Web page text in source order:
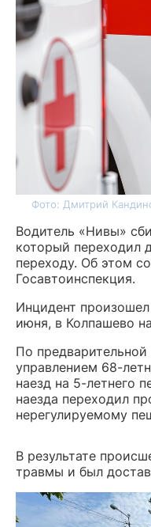
Фото: Дмитрий
Водитель «Нивы»
который переходил
переходу. Об этом
Госавтоинспекция.
Инцидент
июня, в Колпашево
По
управлением 68-
наезд на 5-летнего
наезда переходил
нерегулируемому
В результате
травмы и был